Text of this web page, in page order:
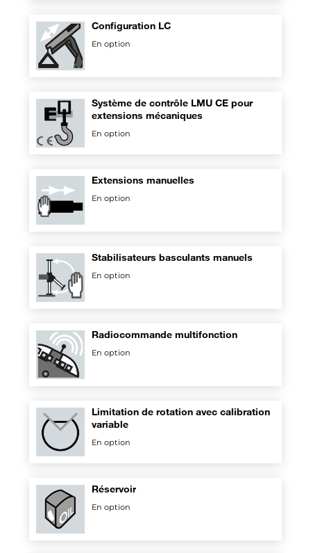
Configuration LC
En option
Système de contrôle LMU CE pour
extensions mécaniques
En option
Extensions manuelles
En option
Stabilisateurs basculants manuels
En option
Radiocommande multifonction
En option
Limitation de rotation avec calibration
variable
En option
Réservoir
En option